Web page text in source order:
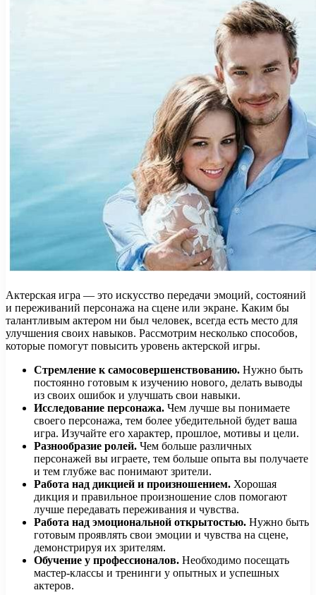
Актерская игра — это искусство передачи эмоций, состояний
и переживаний персонажа на сцене или экране. Каким бы
талантливым актером ни был человек, всегда есть место для
улучшения своих навыков. Рассмотрим несколько способов,
которые помогут повысить уровень актерской игры.
Стремление к самосовершенствованию. Нужно быть
постоянно готовым к изучению нового, делать выводы
из своих ошибок и улучшать свои навыки.
Исследование персонажа. Чем лучше вы понимаете
своего персонажа, тем более убедительной будет ваша
игра. Изучайте его характер, прошлое, мотивы и цели.
Разнообразие ролей. Чем больше различных
персонажей вы играете, тем больше опыта вы получаете
и тем глубже вас понимают зрители.
Работа над дикцией и произношением. Хорошая
дикция и правильное произношение слов помогают
лучше передавать переживания и чувства.
Работа над эмоциональной открытостью. Нужно быть
готовым проявлять свои эмоции и чувства на сцене,
демонстрируя их зрителям.
Обучение у профессионалов. Необходимо посещать
мастер-классы и тренинги у опытных и успешных
актеров.